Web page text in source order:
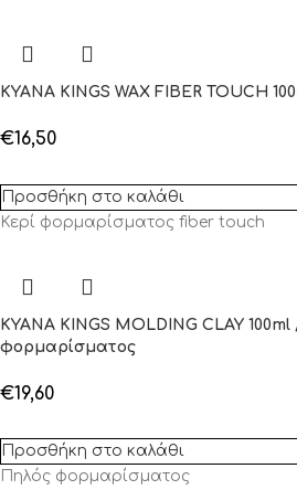
KYANA KINGS WAX FIBER TOUCH
€16,50
Προσθήκη στο καλάθι
Κερί φορμαρίσματος fiber touch
KYANA KINGS MOLDING CLAY
φορμαρίσματος
€19,60
Προσθήκη στο καλάθι
Πηλός φορμαρίσματος